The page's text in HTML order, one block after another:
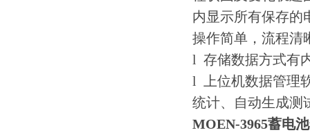
内显示所有保存的
操作简单，流程清
l 存储数据方式有
l 上位机数据管理
统计、自动生成测
MOEN-3965蓄电